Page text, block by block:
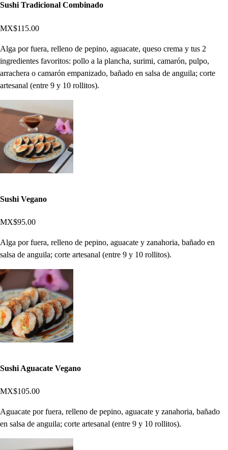
Sushi Tradicional Combinado
MX$115.00
Alga por fuera, relleno de pepino, aguacate, queso crema y tus 2
ingredientes favoritos: pollo a la plancha, surimi, camarón, pulpo,
arrachera o camarón empanizado, bañado en salsa de anguila; corte
artesanal (entre 9 y 10 rollitos).
Sushi Vegano
MX$95.00
Alga por fuera, relleno de pepino, aguacate y zanahoria, bañado en
salsa de anguila; corte artesanal (entre 9 y 10 rollitos).
Sushi Aguacate Vegano
MX$105.00
Aguacate por fuera, relleno de pepino, aguacate y zanahoria, bañado
en salsa de anguila; corte artesanal (entre 9 y 10 rollitos).